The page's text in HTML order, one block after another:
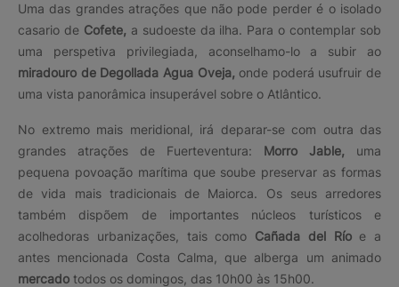
Uma das grandes atrações que não pode perder é o isolado
casario de Cofete,a sudoeste da ilha. Para o contemplar sob
uma perspetiva privilegiada, aconselhamo-lo a subir ao
miradouro de Degollada Agua Oveja,onde poderá usufruir de
uma vista panorâmica insuperável sobre o Atlântico.
No extremo mais meridional, irá deparar-se com outra das
grandes atrações de Fuerteventura: Morro Jable, uma
pequena povoação marítima que soube preservar as formas
de vida mais tradicionais de Maiorca. Os seus arredores
também dispõem de importantes núcleos turísticos e
acolhedoras urbanizações, tais como Cañada del Ríoe a
antes mencionada Costa Calma, que alberga um animado
mercado todos os domingos, das 10h00 às 15h00.